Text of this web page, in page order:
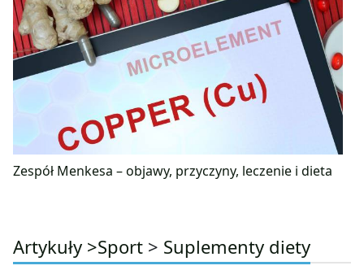
Zespół Menkesa – objawy, przyczyny, leczenie i dieta
Artykuły >Sport > Suplementy diety